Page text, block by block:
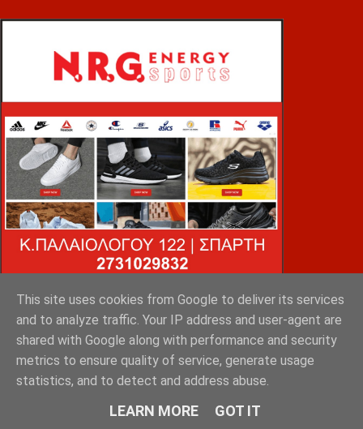
VOiD ΣΠΑΡΤΗ
This site uses cookies from Google to deliver its services
and to analyze traffic. Your IP address and user-agent are
shared with Google along with performance and security
metrics to ensure quality of service, generate usage
statistics, and to detect and address abuse.
LEARN MORE GOT IT